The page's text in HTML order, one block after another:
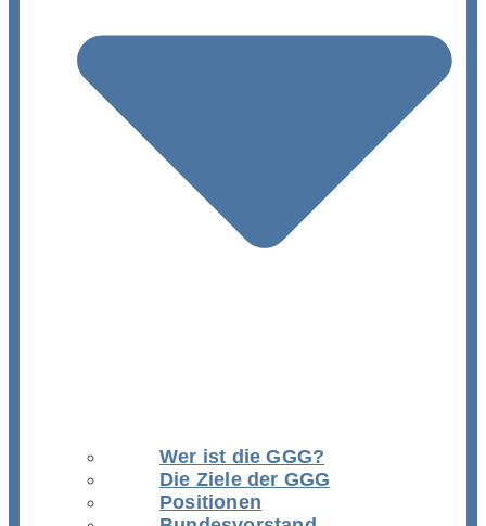
Wer ist die GGG?
Die Ziele der GGG
Positionen